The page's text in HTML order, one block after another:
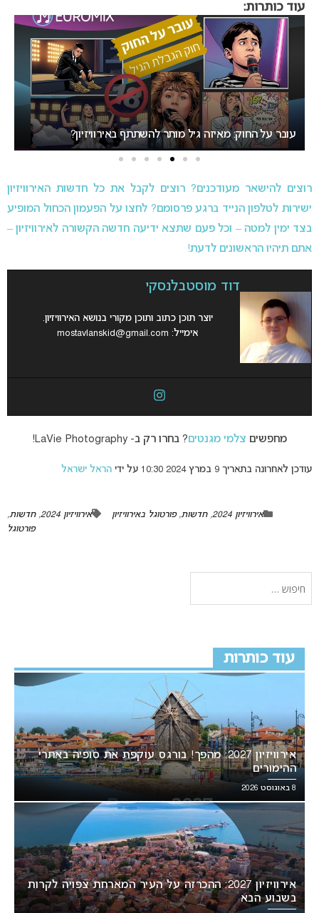
עוד כותרות:
אירוויזיון 2027 בבולגריה: המחלוקת סביב העיר המארחת בנקודת
רתיחה
רוצים להישאר מעודכנים? רוצים לקבל את כל חדשות האירוויזיון
ישירות לטלפון הנייד ברגע פרסומם? לחצו על הפעמון הכחול המופיע
בצד ימין למטה – וכל פעם שתצא ידיעה חדשה הקשורה לאירוויזיון –
אתם תיהיו הראשונים לדעת!
דוד מוסטבלנסקי
יוצר תוכן כתוב ותוכן מקורי בנושא האירוויזיון.
אימייל: mostavlanskid@gmail.com
מחפשים צלמי מגנטים? בחרו רק ב- LaVie Photography!
עודכן לאחרונה בתאריך 9 במרץ 2024 10:30 על ידי הראל ישראל
אירוויזיון 2024 ,חדשות,פורטוגל באירוויזיון אירוויזיון 2024 ,חדשות,
פורטוגל
עוד כותרות
אירוויזיון 2027: מהפך! בורגס עוקפת את סופיה באתרי
ההימורים
8 באוגוסט 2026
אירוויזיון 2027: ההכרזה על העיר המארחת צפויה לקרות
בשבוע הבא